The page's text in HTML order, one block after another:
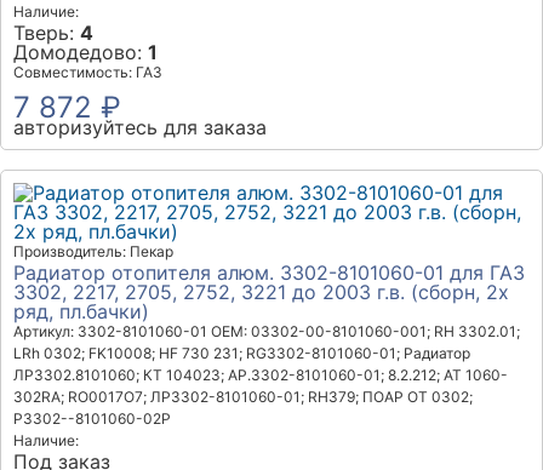
Наличие:
Тверь: 4
Домодедово: 1
Совместимость: ГАЗ
7 872 ₽
авторизуйтесь для заказа
Производитель: Пекар
Радиатор отопителя алюм. 3302-8101060-01 для ГАЗ
3302, 2217, 2705, 2752, 3221 до 2003 г.в. (сборн, 2х
ряд, пл.бачки)
Артикул: 3302-8101060-01 OEM: 03302-00-8101060-001; RH 3302.01;
LRh 0302; FK10008; HF 730 231; RG3302-8101060-01; Радиатор
ЛР3302.8101060; КТ 104023; АР.3302-8101060-01; 8.2.212; AT 1060-
302RA; RO0017O7; ЛР3302-8101060-01; RH379; ПОАР ОТ 0302;
Р3302--8101060-02Р
Наличие:
Под заказ